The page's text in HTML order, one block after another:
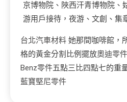
京博物院、陜西汗青博物院、
游用戶接待，夜游、文創、集
台北汽車材料 她那間咖啡館，
格的黃金分割比例擺放奧迪零件
Benz零件五點三比四點七的重
藍寶堅尼零件